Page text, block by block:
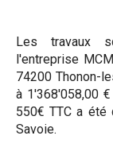
Les travaux
l'entreprise
74200 Thonon-
à 1'368'058,00
550€ TTC a été
Savoie.